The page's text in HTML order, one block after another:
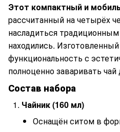
Этот компактный и
рассчитанный на четырёх
насладиться
находились.
функциональность с
полноценно заваривать
Состав набора
Чайник (160 мл)
Оснащён ситом в